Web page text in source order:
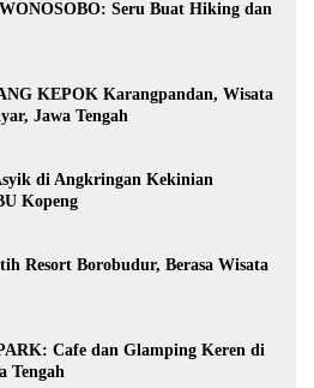
Seru Buat Hiking dan
KEPOK Karangpandan, Wisata
Jawa Tengah
di Angkringan Kekinian
Kopeng
Resort Borobudur, Berasa Wisata
Cafe dan Glamping Keren di
Tengah